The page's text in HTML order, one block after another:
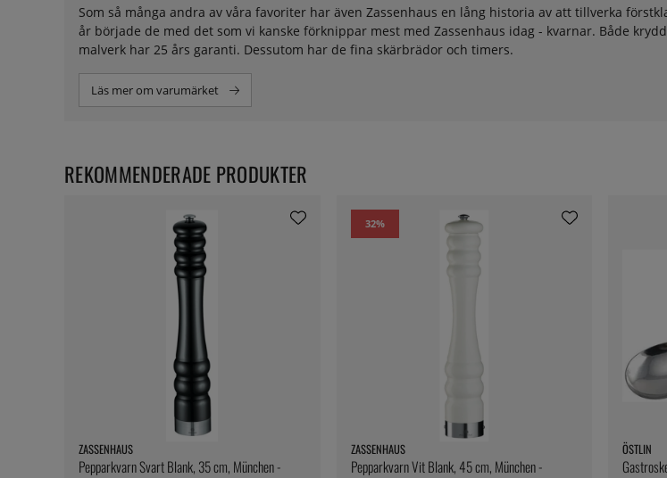
Som så många andra av våra favoriter har även Zassenhaus en lång historia av att tillverka
år började de med det som vi kanske förknippar mest med Zassenhaus idag - kvarnar. Både
malverk har 25 års garanti. Dessutom har de fina skärbrädor och timers.
Läs mer om varumärket
ZASSENHAUS
Pepparkvarn Svart Blank, 35 cm, München -
32%
ZASSENHAUS
Pepparkvarn Vit Blank, 45 cm, München -
ÖSTLIN
REKOMMENDERADE PRODUKTER